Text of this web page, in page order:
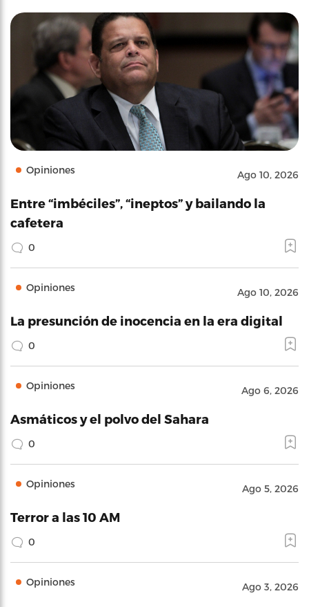
Opiniones Ago 10, 2026
Entre “imbéciles”, “ineptos” y bailando la
cafetera
0
Opiniones Ago 10, 2026
La presunción de inocencia en la era digital
0
Opiniones Ago 6, 2026
Asmáticos y el polvo del Sahara
0
Opiniones Ago 5, 2026
Terror a las 10 AM
0
Opiniones Ago 3, 2026